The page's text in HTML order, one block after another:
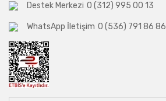
Destek Merkezi 0 (312) 995 00 13
WhatsApp İletişim 0 (536) 791 86 86